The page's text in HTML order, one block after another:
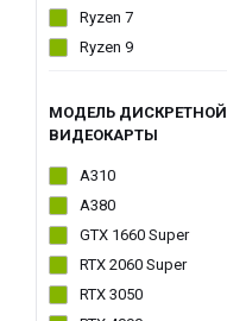
Ryzen 7
Ryzen 9
МОДЕЛЬ ДИСКРЕТНОЙ
ВИДЕОКАРТЫ
A310
A380
GTX 1660 Super
RTX 2060 Super
RTX 3050